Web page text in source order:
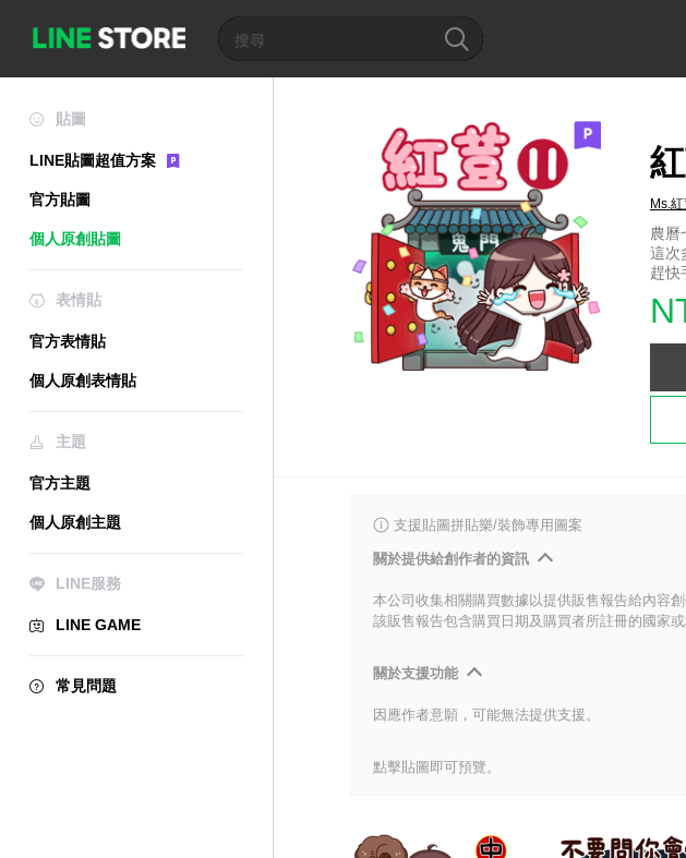
貼圖
LINE貼圖超值方案
官方貼圖
個人原創貼圖
表情貼
官方表情貼
個人原創表情貼
主題
官方主題
個人原創主題
LINE服務
LINE GAME
常見問題
Ms.
農曆
這次
趕快
支援貼圖拼貼樂/裝飾專用圖案
關於提供給創作者的資訊
本公司收集相關購買數據以提供販售報告給內容創
該販售報告包含購買日期及購買者所註冊的國家
關於支援功能
因應作者意願，可能無法提供支援。
點擊貼圖即可預覽。